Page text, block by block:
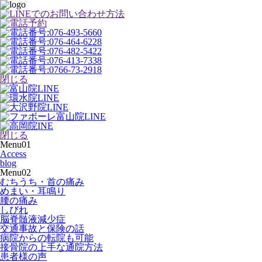
閉じる
閉じる
Menu01
Access
blog
Menu02
むちうち・首の痛み
めまい・耳鳴り
腰の痛み
しびれ
脳脊髄液減少症
交通事故と保険の話
病院からの転院も可能
接骨院の上手な通院方法
患者様の声